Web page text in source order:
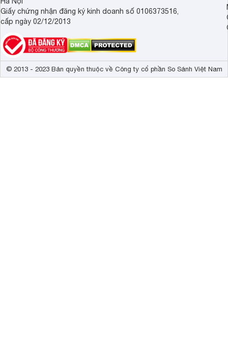
Giấy chứng nhận đăng ký kinh doanh số 0106373516,
cấp ngày 02/12/2013
© 2013 - 2023 Bản quyền thuộc về Công ty cổ phần So Sánh Việt Nam